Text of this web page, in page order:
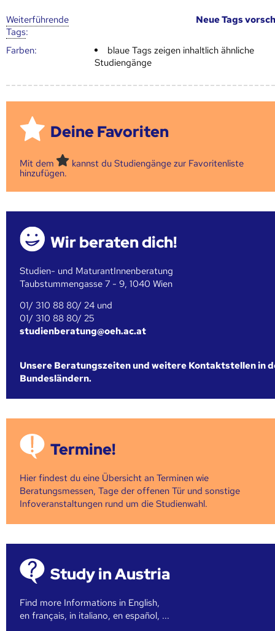
Weiter­führende
Tags:
Neue Tags
Farben:
blaue Tags zeigen inhaltlich ähnliche
Studiengänge
Deine Favoriten
Mit dem
kannst du Studiengänge zur Favoritenliste
hinzufügen.
Wir beraten dich!
Studien- und MaturantInnenberatung
Taubstummengasse 7 - 9, 1040 Wien
01/ 310 88 80/ 24 und
01/ 310 88 80/ 25
studienberatung@oeh.ac.at
Unsere Beratungszeiten und weitere Kontaktstellen in
Bundesländern.
Termine!
Hier findest du eine Übersicht an Terminen wie
Beratungsmessen, Tage der offenen Tür und sonstige
Infoveranstaltungen rund um die Studienwahl.
Study in Austria
Find more Informations in English,
en français, in italiano, en español, ...